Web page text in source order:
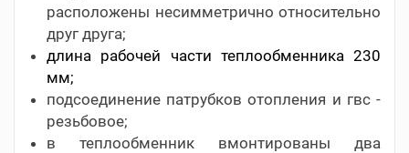
расположены несимметрично относительно
друг друга;
длина рабочей части теплообменника 230
мм;
подсоединение патрубков отопления и гвс -
резьбовое;
в теплообменник вмонтированы два